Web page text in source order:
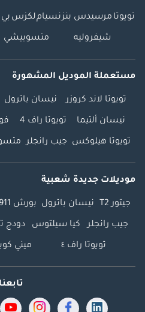
تويوتا مرسيدس بنزنسياملكزس بي
شيفروليه متسوبيشي
مستعملة الموديل المشهورة
تويوتا لاند كروزر نيسان باترول
نيسان ألتيما تويوتا راف 4
تويوتا هيلوكس جيب رانجلر
موديلات جديدة شعبية
جيتور T2 نيسان باترول بورش 911
جيب رانجلر كيا سيلتوس دودج
تويوتا راف ٤ ميني
تابعنا